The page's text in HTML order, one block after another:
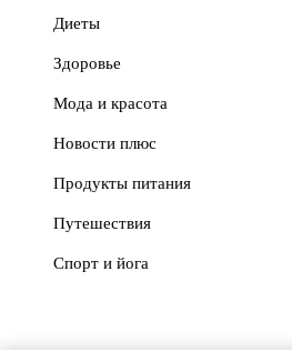
Диеты
Здоровье
Мода и красота
Новости плюс
Продукты питания
Путешествия
Спорт и йога